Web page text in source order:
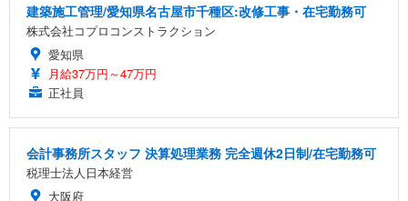
建築施工管理/愛知県名古屋市千種区:改修工事・在宅勤務可
株式会社コプロコンストラクション
愛知県
月給37万円～47万円
正社員
会計事務所スタッフ 決算処理業務 完全週休2日制/在宅勤務可
税理士法人日本経営
大阪府